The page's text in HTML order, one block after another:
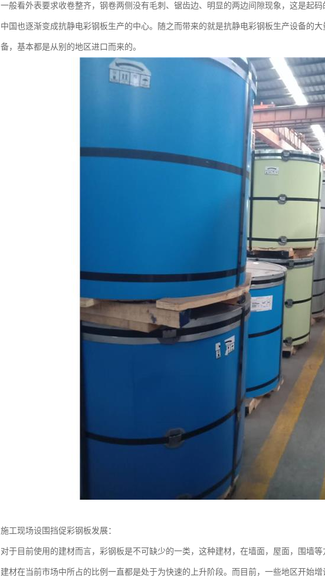
一般看外表要求收卷整齐，钢卷两侧没有毛刺、锯齿边、明显的两边间隙现象，这是起码
中国也逐渐变成抗静电彩钢板生产的中心。随之而带来的就是抗静电彩钢板生产设备的
备，基本都是从别的地区进口而来的。
施工现场设围挡促彩钢板发展：
对于目前使用的建材而言，彩钢板是不可缺少的一类，这种建材，在墙面，屋面，围墙
建材在当前市场中所占的比例一直都是处于为快速的上升阶段。而目前，一些地区开始